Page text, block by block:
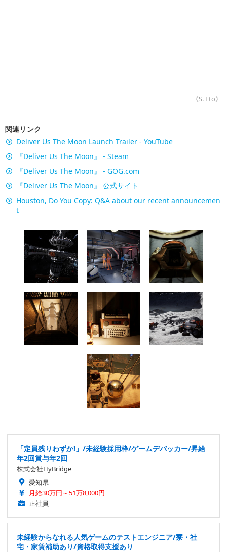
《S. Eto》
関連リンク
Deliver Us The Moon Launch Trailer - YouTube
『Deliver Us The Moon』 - Steam
『Deliver Us The Moon』 - GOG.com
『Deliver Us The Moon』 公式サイト
Houston, Do You Copy: Q&A about our recent announcemen
t
「定員残りわずか!」/未経験採用枠/ゲームデバッカー/昇給
年2回賞与年2回
株式会社HyBridge
愛知県
月給30万円～51万8,000円
正社員
未経験からなれる人気ゲームのテストエンジニア/寮・社
宅・家賃補助あり/資格取得支援あり